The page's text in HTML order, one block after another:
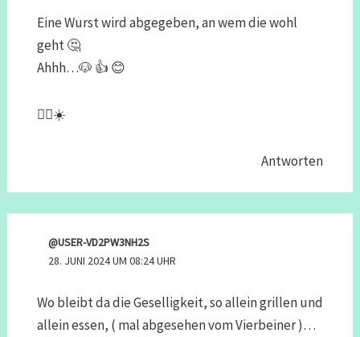
Eine Wurst wird abgegeben, an wem die wohl
geht 🤔
Ahhh…🐶 👍 😊
🙋‍♂️☀️
Antworten
@USER-VD2PW3NH2S
28. JUNI 2024 UM 08:24 UHR
Wo bleibt da die Geselligkeit, so allein grillen und
allein essen, ( mal abgesehen vom Vierbeiner )…